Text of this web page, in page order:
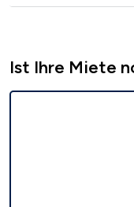
Ist Ihre Miete